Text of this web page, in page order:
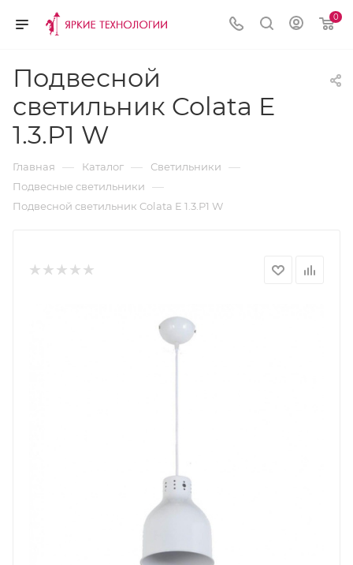
0
Подвесной
светильник Colata E
1.3.P1 W
Главная — Каталог — Светильники —
Подвесные светильники —
Подвесной светильник Colata E 1.3.P1 W